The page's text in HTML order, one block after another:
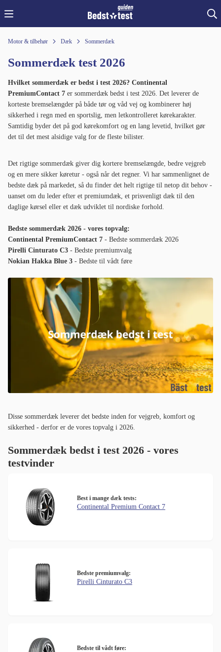
Motor & tilbehør Dæk Sommerdæk
Sommerdæk test 2026
Hvilket sommerdæk er bedst i test 2026? Continental
PremiumContact 7 er sommerdæk bedst i test 2026. Det leverer de
korteste bremselængder på både tør og våd vej og kombinerer høj
sikkerhed i regn med en sportslig, men letkontrolleret kørekarakter.
Samtidig byder det på god kørekomfort og en lang levetid, hvilket gør
det til det mest alsidige valg for de fleste bilister.
Det rigtige sommerdæk giver dig kortere bremselængde, bedre vejgreb
og en mere sikker køretur - også når det regner. Vi har sammenlignet de
bedste dæk på markedet, så du finder det helt rigtige til netop dit behov -
uanset om du leder efter et premiumdæk, et prisvenligt dæk til den
daglige kørsel eller et dæk udviklet til nordiske forhold.
Bedste sommerdæk 2026 - vores topvalg:
Continental PremiumContact 7 - Bedste sommerdæk 2026
Pirelli Cinturato C3 - Bedste premiumvalg
Nokian Hakka Blue 3 - Bedste til vådt føre
Disse sommerdæk leverer det bedste inden for vejgreb, komfort og
sikkerhed - derfor er de vores topvalg i 2026.
Sommerdæk bedst i test 2026 - vores
testvinder
Best i mange dæk tests:
Continental Premium Contact 7
Bedste premiumvalg:
Pirelli Cinturato C3
Bedste til vådt føre: